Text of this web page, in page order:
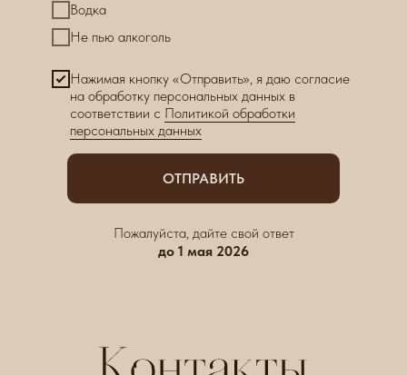
Водка
Не пью алкоголь
Нажимая кнопку «Отправить», я даю согласие
на обработку персональных данных в
соответствии с Политикой обработки
персональных данных
ОТПРАВИТЬ
Пожалуйста, дайте свой ответ
до 1 мая 2026